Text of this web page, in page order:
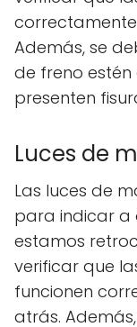
Además, se
de freno
presenten
Luces de
Las luces de
para indicar a
estamos
verificar que
funcionen
atrás.